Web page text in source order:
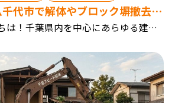
千代市で解体やブロック塀撤去の
？最新予想と失敗しないための
は！千葉県内を中心にあらゆる建物
体」です。 今回は、緑豊かな自然と
能が調和し、子育て世代からも人...